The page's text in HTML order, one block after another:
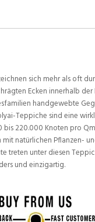
sich mehr als oft
Ecken innerhalb
handgewebte
Teppiche sind eine
220.000 Knoten pro
natürlichen Pflanzen-
unter diesen
und einzigartig.